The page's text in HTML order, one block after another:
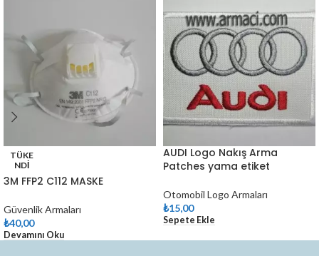
TÜKE
NDI
3M FFP2 C112 MASKE
Güvenlik Armaları
₺40,00
Devamını Oku
AUDI Logo Nakış Arma
Patches yama etiket
Otomobil Logo Armaları
₺15,00
Sepete Ekle